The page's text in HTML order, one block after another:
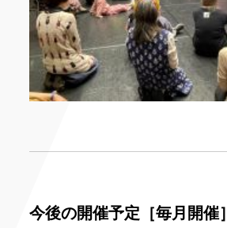
今後の開催予定［毎月開催］